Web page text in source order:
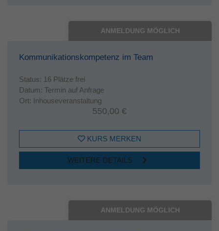
ANMELDUNG MÖGLICH
Kommunikationskompetenz im Team
Status: 16 Plätze frei
Datum: Termin auf Anfrage
Ort: Inhouseveranstaltung
550,00 €
KURS MERKEN
WEITERE DETAILS
ANMELDUNG MÖGLICH